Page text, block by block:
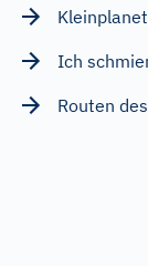
Ich
Routen